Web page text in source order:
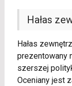
Hałas
Hałas
prezentowany
szerszej
Oceniany jest